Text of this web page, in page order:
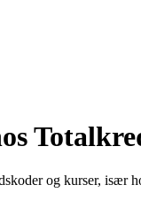
og kurser,